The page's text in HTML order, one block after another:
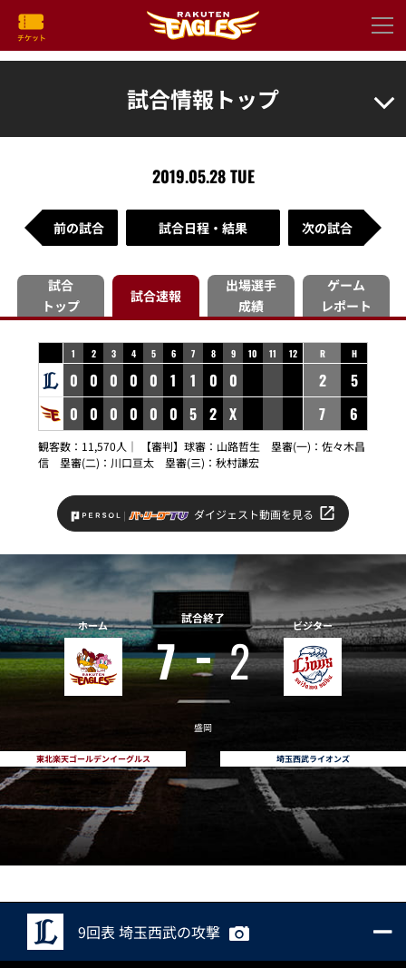
試合情報トップ
2019.05.28 TUE
前の試合 試合日程・結果 次の試合
試合
トップ
試合速報
出場選手
成績
ゲーム
レポート
1 2 3 4 5 6 7 8 9 10 11 12
0 0 0 0 0 1 1 0 0
0 0 0 0 0 0 5 2 X
R H
2
5
7
6
観客数：11,570人｜ 【審判】球審：山路哲生 塁審(一)：佐々木昌
信 塁審(二)：川口亘太 塁審(三)：秋村謙宏
ダイジェスト動画を見る
ホーム
東北楽天ゴールデンイーグルス
試合終了
7 2
盛岡
ビジター
埼玉西武ライオンズ
9回表 埼玉西武の攻撃